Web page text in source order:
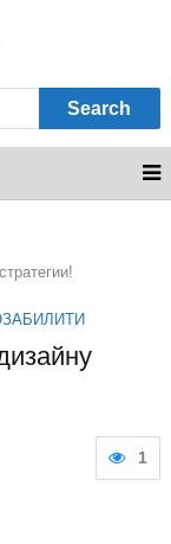
Search
1